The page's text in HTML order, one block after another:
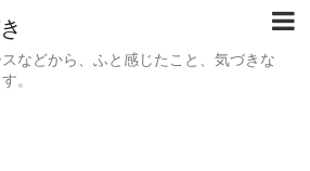
などから、ふと感じたこと、気づきな
。